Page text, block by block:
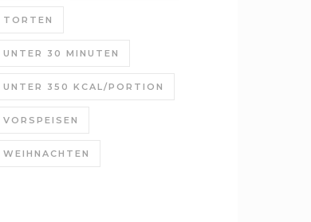
TORTEN
UNTER 30 MINUTEN
UNTER 350 KCAL/PORTION
VORSPEISEN
WEIHNACHTEN